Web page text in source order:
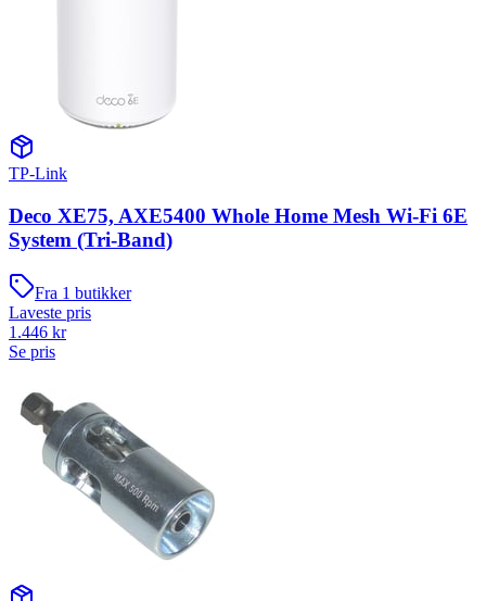
TP-Link
Deco XE75, AXE5400 Whole Home Mesh Wi-Fi 6E
System (Tri-Band)
Fra 1 butikker
Laveste pris
1.446 kr
Se pris